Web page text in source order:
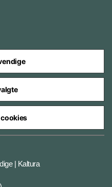
Forsvarsministeriet
| Kaltura